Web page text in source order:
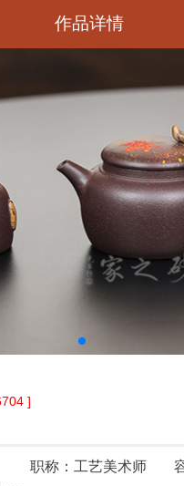
作品详情
]
职称： 工艺美术师